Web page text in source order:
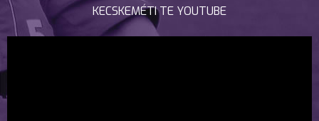
KECSKEMÉTI TE YOUTUBE